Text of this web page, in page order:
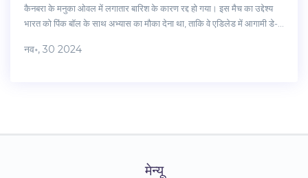
कैनबरा के मनुका ओवल में लगातार बारिश के कारण रद्द हो गया। इस मैच का उद्देश्य
भारत को पिंक बॉल के साथ अभ्यास का मौका देना था, ताकि वे एडिलेड में आगामी डे-
अब रविवार को 50-ओवर का मैच खेला जाएगा।
नव॰, 30 2024
मेन्यू